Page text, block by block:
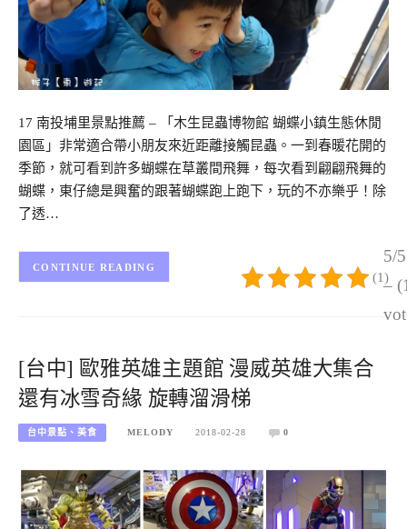
17 南投埔里景點推薦 – 「木生昆蟲博物館 蝴蝶小鎮生態休閒
園區」非常適合帶小朋友來近距離接觸昆蟲。一到春暖花開的
季節，就可看到許多蝴蝶在草叢間飛舞，每次看到翩翩飛舞的
蝴蝶，東仔總是興奮的跟著蝴蝶跑上跑下，玩的不亦樂乎！除
了透…
5/5
–
(1)
CONTINUE READING
[台中] 歐雅英雄主題館 漫威英雄大集合
還有冰雪奇緣 旋轉溜滑梯
台中景點、美食 MELODY 2018-02-28 0